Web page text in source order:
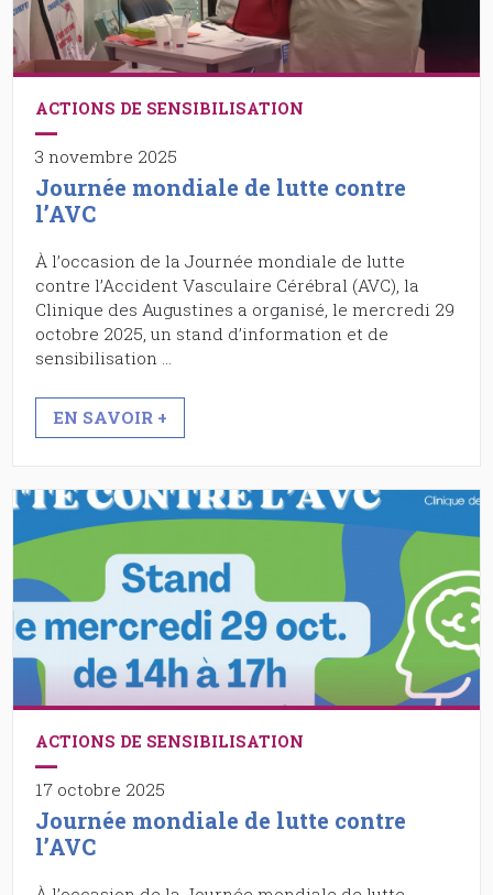
ACTIONS DE SENSIBILISATION
3 novembre 2025
Journée mondiale de lutte contre
l’AVC
À l’occasion de la Journée mondiale de lutte
contre l’Accident Vasculaire Cérébral (AVC), la
Clinique des Augustines a organisé, le mercredi 29
octobre 2025, un stand d’information et de
sensibilisation …
EN SAVOIR +
ACTIONS DE SENSIBILISATION
17 octobre 2025
Journée mondiale de lutte contre
l’AVC